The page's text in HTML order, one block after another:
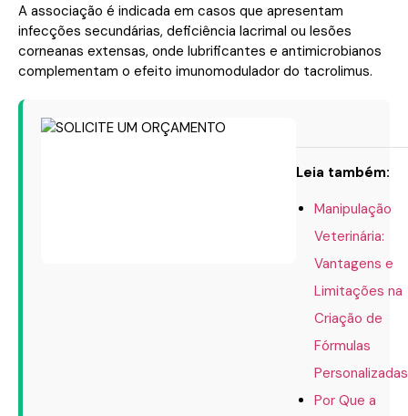
A associação é indicada em casos que apresentam
infecções secundárias, deficiência lacrimal ou lesões
corneanas extensas, onde lubrificantes e antimicrobianos
complementam o efeito imunomodulador do tacrolimus.
Leia também:
Manipulação
Veterinária:
Vantagens e
Limitações na
Criação de
Fórmulas
Personalizadas
Por Que a